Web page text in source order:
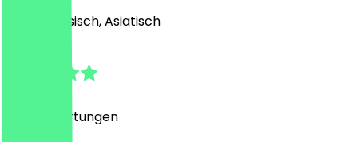
Vietnamesisch, Asiatisch
Bewertungen